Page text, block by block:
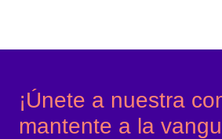
¡Únete a nuestra
mantente a la